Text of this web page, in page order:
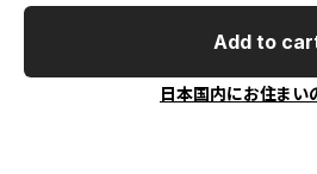
Add to
日本国内にお住まい